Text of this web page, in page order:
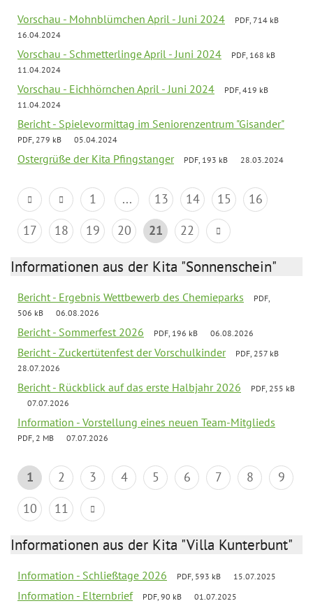
Vorschau - Mohnblümchen April - Juni 2024
PDF, 714 kB
16.04.2024
Vorschau - Schmetterlinge April - Juni 2024
PDF, 168 kB
11.04.2024
Vorschau - Eichhörnchen April - Juni 2024
PDF, 419 kB
11.04.2024
Bericht - Spielevormittag im Seniorenzentrum "Gisander"
PDF, 279 kB 05.04.2024
Ostergrüße der Kita Pfingstanger PDF, 193 kB 28.03.2024
1 ... 13 14 15
16
17
18 19 20 21 22
Informationen aus der Kita "Sonnenschein"
Bericht - Ergebnis Wettbewerb des Chemieparks
PDF,
506 kB
06.08.2026
Bericht - Sommerfest 2026 PDF, 196 kB 06.08.2026
Bericht - Zuckertütenfest der Vorschulkinder
PDF, 257 kB
28.07.2026
Bericht - Rückblick auf das erste Halbjahr 2026
PDF, 255 kB
07.07.2026
Information - Vorstellung eines neuen Team-Mitglieds
PDF, 2 MB 07.07.2026
1 2 3 4 5 6 7 8
9
10
11
Informationen aus der Kita "Villa Kunterbunt"
Information - Schließtage 2026 PDF, 593 kB 15.07.2025
Information - Elternbrief PDF, 90 kB 01.07.2025